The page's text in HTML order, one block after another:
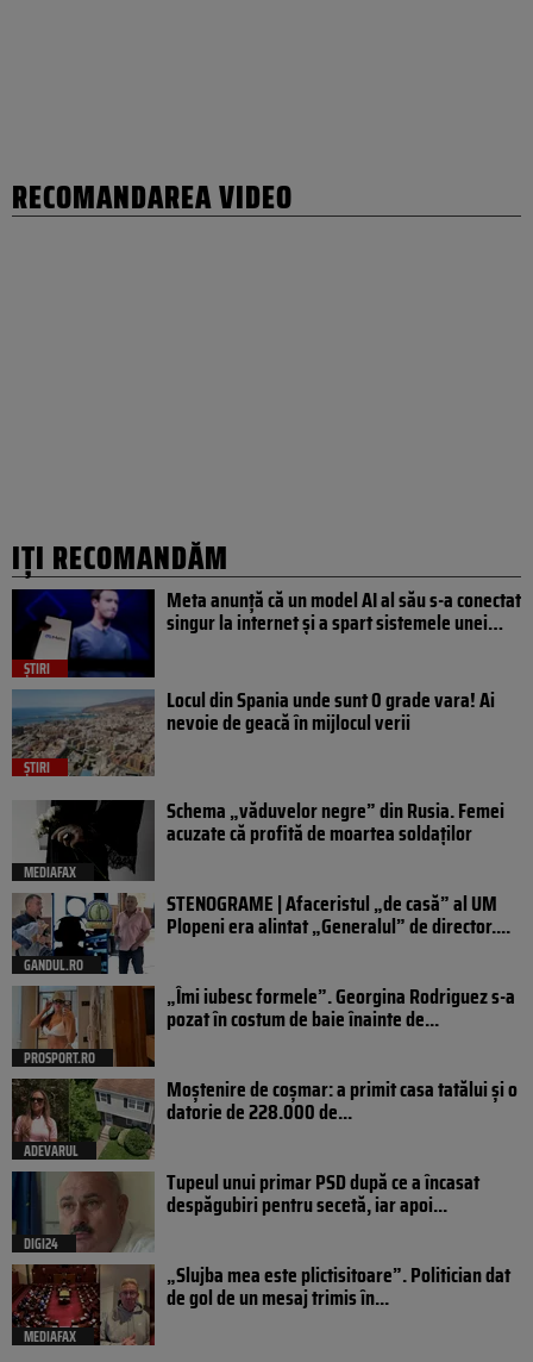
RECOMANDAREA VIDEO
IȚI RECOMANDĂM
ȘTIRI
Meta anunță că un model AI al său s-a conectat
singur la internet și a spart sistemele unei…
ȘTIRI
Locul din Spania unde sunt 0 grade vara! Ai
nevoie de geacă în mijlocul verii
MEDIAFAX
Schema „văduvelor negre” din Rusia. Femei
acuzate că profită de moartea soldaților
GANDUL.RO
STENOGRAME | Afaceristul „de casă” al UM
Plopeni era alintat „Generalul” de director....
PROSPORT.RO
„Îmi iubesc formele”. Georgina Rodriguez s-a
pozat în costum de baie înainte de...
ADEVARUL
Moștenire de coșmar: a primit casa tatălui și o
datorie de 228.000 de...
DIGI24
Tupeul unui primar PSD după ce a încasat
despăgubiri pentru secetă, iar apoi...
MEDIAFAX
„Slujba mea este plictisitoare”. Politician dat
de gol de un mesaj trimis în...